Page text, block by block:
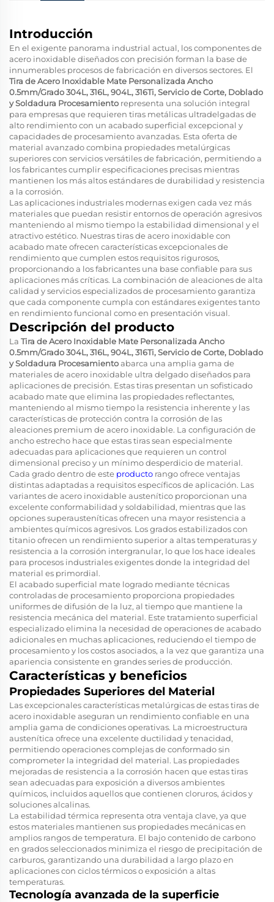
Introducción
En el exigente panorama industrial actual, los componentes de
acero inoxidable diseñados con precisión forman la base de
innumerables procesos de fabricación en diversos sectores. El
Tira de Acero Inoxidable Mate Personalizada Ancho
0.5mm/Grado 304L, 316L, 904L, 316Ti, Servicio de Corte, Doblado
y Soldadura Procesamiento representa una solución integral
para empresas que requieren tiras metálicas ultradelgadas de
alto rendimiento con un acabado superficial excepcional y
capacidades de procesamiento avanzadas. Esta oferta de
material avanzado combina propiedades metalúrgicas
superiores con servicios versátiles de fabricación, permitiendo a
los fabricantes cumplir especificaciones precisas mientras
mantienen los más altos estándares de durabilidad y resistencia
a la corrosión.
Las aplicaciones industriales modernas exigen cada vez más
materiales que puedan resistir entornos de operación agresivos
manteniendo al mismo tiempo la estabilidad dimensional y el
atractivo estético. Nuestras tiras de acero inoxidable con
acabado mate ofrecen características excepcionales de
rendimiento que cumplen estos requisitos rigurosos,
proporcionando a los fabricantes una base confiable para sus
aplicaciones más críticas. La combinación de aleaciones de alta
calidad y servicios especializados de procesamiento garantiza
que cada componente cumpla con estándares exigentes tanto
en rendimiento funcional como en presentación visual.
Descripción del producto
La Tira de Acero Inoxidable Mate Personalizada Ancho
0.5mm/Grado 304L, 316L, 904L, 316Ti, Servicio de Corte, Doblado
y Soldadura Procesamientoabarca una amplia gama de
materiales de acero inoxidable ultra delgado diseñados para
aplicaciones de precisión. Estas tiras presentan un sofisticado
acabado mate que elimina las propiedades reflectantes,
manteniendo al mismo tiempo la resistencia inherente y las
características de protección contra la corrosión de las
aleaciones premium de acero inoxidable. La configuración de
ancho estrecho hace que estas tiras sean especialmente
adecuadas para aplicaciones que requieren un control
dimensional preciso y un mínimo desperdicio de material.
Cada grado dentro de este producto rango ofrece ventajas
distintas adaptadas a requisitos específicos de aplicación. Las
variantes de acero inoxidable austenítico proporcionan una
excelente conformabilidad y soldabilidad, mientras que las
opciones superausteníticas ofrecen una mayor resistencia a
ambientes químicos agresivos. Los grados estabilizados con
titanio ofrecen un rendimiento superior a altas temperaturas y
resistencia a la corrosión intergranular, lo que los hace ideales
para procesos industriales exigentes donde la integridad del
material es primordial.
El acabado superficial mate logrado mediante técnicas
controladas de procesamiento proporciona propiedades
uniformes de difusión de la luz, al tiempo que mantiene la
resistencia mecánica del material. Este tratamiento superficial
especializado elimina la necesidad de operaciones de acabado
adicionales en muchas aplicaciones, reduciendo el tiempo de
procesamiento y los costos asociados, a la vez que garantiza una
apariencia consistente en grandes series de producción.
Características y beneficios
Propiedades Superiores del Material
Las excepcionales características metalúrgicas de estas tiras de
acero inoxidable aseguran un rendimiento confiable en una
amplia gama de condiciones operativas. La microestructura
austenítica ofrece una excelente ductilidad y tenacidad,
permitiendo operaciones complejas de conformado sin
comprometer la integridad del material. Las propiedades
mejoradas de resistencia a la corrosión hacen que estas tiras
sean adecuadas para exposición a diversos ambientes
químicos, incluidos aquellos que contienen cloruros, ácidos y
soluciones alcalinas.
La estabilidad térmica representa otra ventaja clave, ya que
estos materiales mantienen sus propiedades mecánicas en
amplios rangos de temperatura. El bajo contenido de carbono
en grados seleccionados minimiza el riesgo de precipitación de
carburos, garantizando una durabilidad a largo plazo en
aplicaciones con ciclos térmicos o exposición a altas
temperaturas.
Tecnología avanzada de la superficie